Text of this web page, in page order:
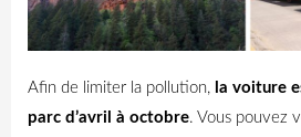
Afin de limiter la pollution, la voiture
parc d’avril à octobre. Vous pouvez